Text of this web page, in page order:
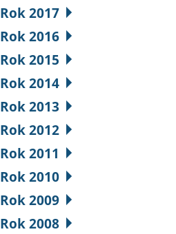
Rok 2017
Rok 2016
Rok 2015
Rok 2014
Rok 2013
Rok 2012
Rok 2011
Rok 2010
Rok 2009
Rok 2008